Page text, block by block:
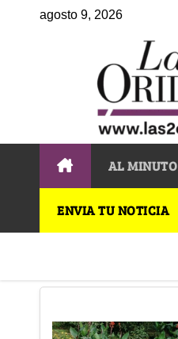
agosto 9, 2026
AL MINUTO
ENVIA TU NOTICIA